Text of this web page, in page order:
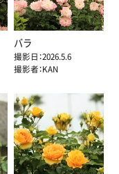
バラ
撮影日：2026.5.6
撮影者：KAN